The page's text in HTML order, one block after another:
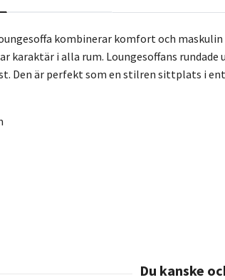
kombinerar komfort och
karaktär i alla rum. Loungesoffans
Den är perfekt som en stilren sittplats i